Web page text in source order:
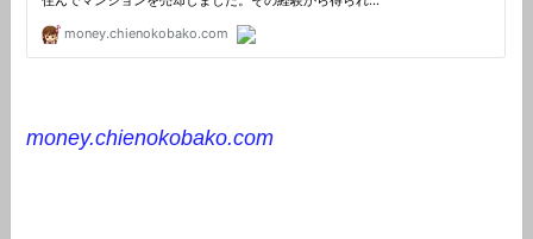
money.chienokobako.com